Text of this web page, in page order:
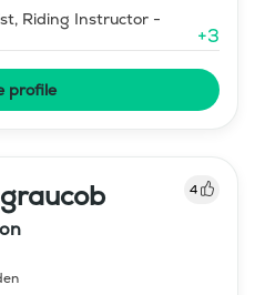
Riding Instructor -
+3
profile
4